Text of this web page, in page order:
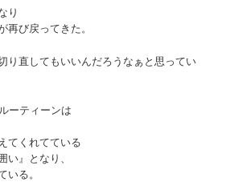
り
再び戻ってきた。
り直してもいいんだろうなぁと思ってい
ーティーンは
てくれてている
い』となり、
る。